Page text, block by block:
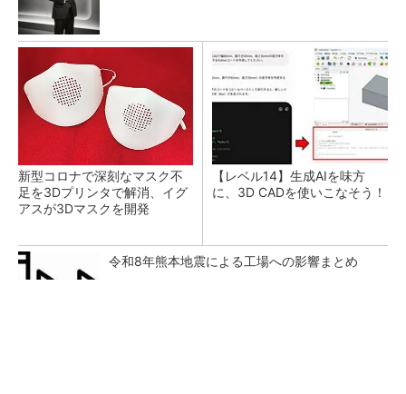
新型コロナで深刻なマスク不
足を3Dプリンタで解消、イグ
アスが3Dマスクを開発
【レベル14】生成AIを味方
に、3D CADを使いこなそう！
令和8年熊本地震による工場への影響まとめ